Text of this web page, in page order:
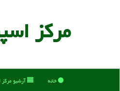
مركز
خانه آرشیو